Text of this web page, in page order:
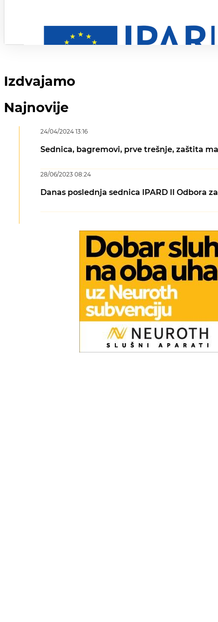
Izdvajamo
Najnovije
Sednica, bagremovi, prve trešnje, zaštita
24/04/2024 13:16
Danas poslednja sednica IPARD II Odbora
28/06/2023 08:24